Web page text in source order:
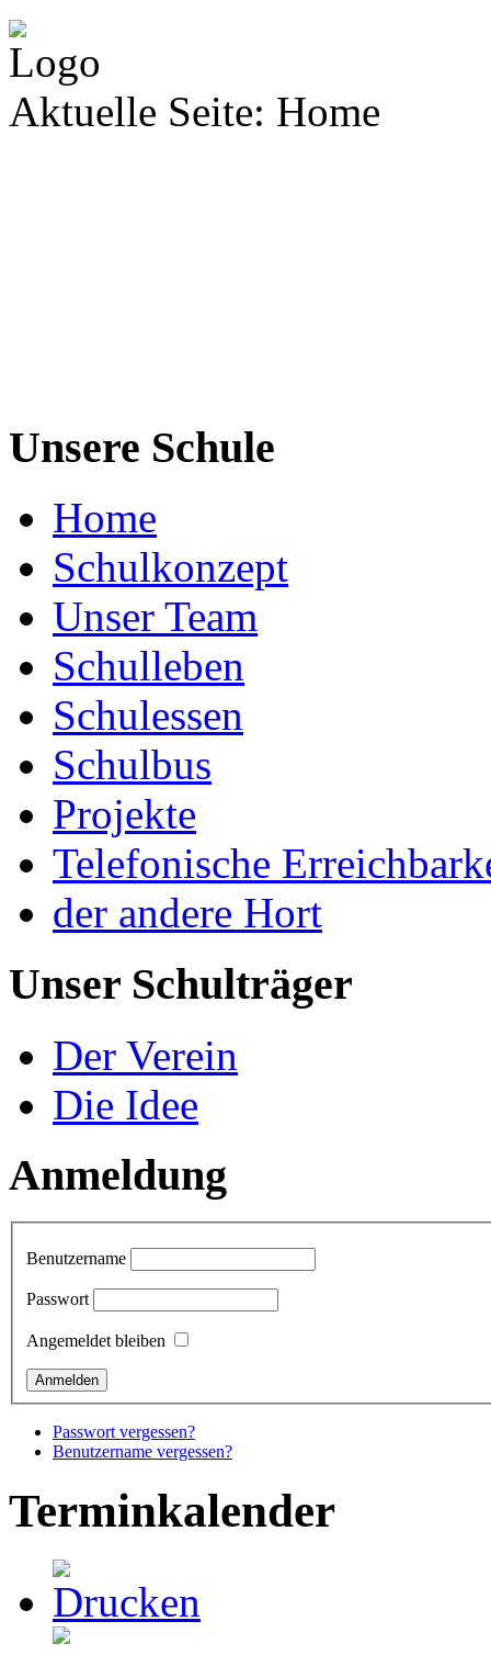
Aktuelle Seite: Home
Unsere Schule
Home
Schulkonzept
Unser Team
Schulleben
Schulessen
Schulbus
Projekte
Telefonische
der andere Hort
Unser Schulträger
Der Verein
Die Idee
Anmeldung
Benutzername
Passwort
Angemeldet bleiben
Passwort vergessen?
Benutzername vergessen?
Terminkalender